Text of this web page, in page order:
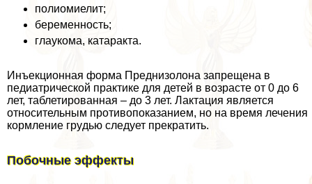
полиомиелит;
беременность;
глаукома, катаpaкта.
Инъекционная форма Преднизолона запрещена в
педиатрической пpaктике для детей в возрасте от 0 до 6
лет, таблетированная – до 3 лет. Лактация является
относительным противопоказанием, но на время лечения
кормление гpyдью следует прекратить.
Побочные эффекты